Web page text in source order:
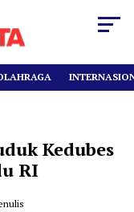
Kedubes
RI